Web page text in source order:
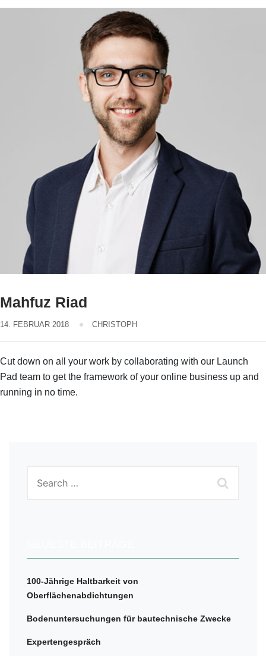
Mahfuz Riad
14. FEBRUAR 2018 CHRISTOPH
Cut down on all your work by collaborating with our Launch
Pad team to get the framework of your online business up and
running in no time.
100-Jährige Haltbarkeit von
Oberflächenabdichtungen
Bodenuntersuchungen für bautechnische Zwecke
Expertengespräch